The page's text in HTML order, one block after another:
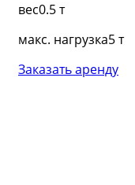
вес0.5 т
макс. нагрузка5 т
Заказать аренду